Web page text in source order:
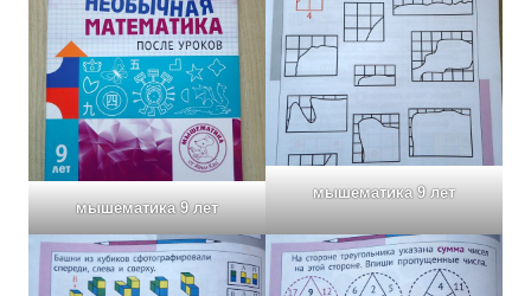
мышематика 9 лет
мышематика 9 лет